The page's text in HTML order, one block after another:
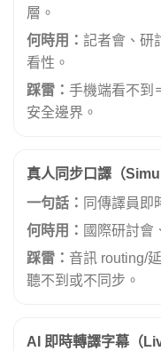
層。
何時用： 記者會、研
看性。
踩雷： 手機端看不到
安全邊界。
真人同步口譯（
一句話： 同傳譯員即
何時用： 國際研討會
踩雷： 音訊 routing/
聽不到或不同步。
AI 即時轉譯字幕（